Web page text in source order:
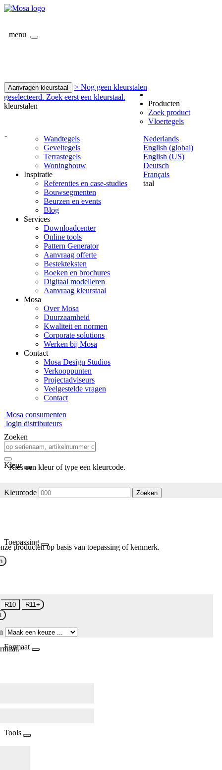
menu
Aanvragen kleurstaal
> Nog geen kleurstalen
geselecteerd. Zoek eerst een kleurstaal.
kleurstalen
-
Nederlands
English (global)
English (US)
Deutsch
Français
taal
Producten
Zoek product
Vloertegels
Wandtegels
Geveltegels
Terrastegels
Woningbouw
Inspiratie
Referenties en case-studies
Bouwsegmenten
Beurzen en events
Blog
Services
Downloadcenter
Online tools
Pattern Generator
Aanvraag offerte
Bestekteksten
Boeken en brochures
Digitaal modelleren
Aanvraag kleurstaal
Mosa
Over Mosa
Duurzaamheid
Kwaliteit en normen
Corporate solutions
Werken bij Mosa
Contact
Mosa Design Studios
Verkooppunten
Projectadviseurs
Veelgestelde vragen
Contact
Mosa consumenten
login distributeurs
Zoeken
Kleur
Kies een kleur of type een kleurcode.
Kleurcode Zoeken
Toepassing
producten op basis van toepassing of kenmerk.
R10
R11+
Formaat
Tools